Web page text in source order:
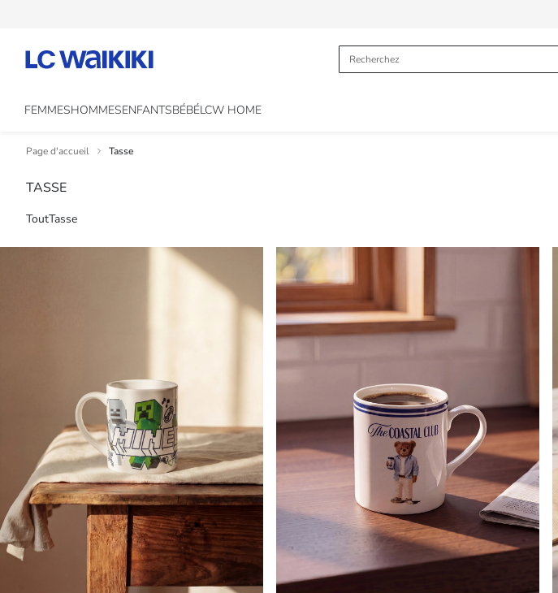
FEMMESHOMMESENFANTSBÉBÉLCW HOME
Page d'accueil Tasse
TASSE
ToutTasse